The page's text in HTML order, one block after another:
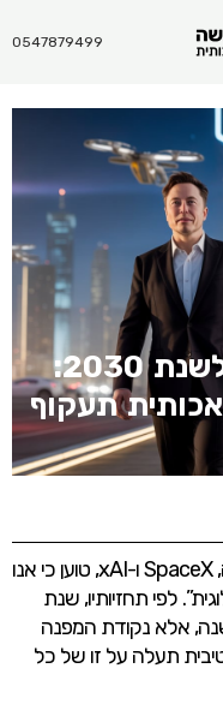
0547879499
החזון של אלון מאסק לשנת 2030:
תעקוף
אילון מאסק, האיש שעומד מאחורי טסלה, SpaceX ו-xAI, טוען כי אנו
לפי תחזיותיו, שנת
אלא נקודת המפנה
תעלה על זו של כל